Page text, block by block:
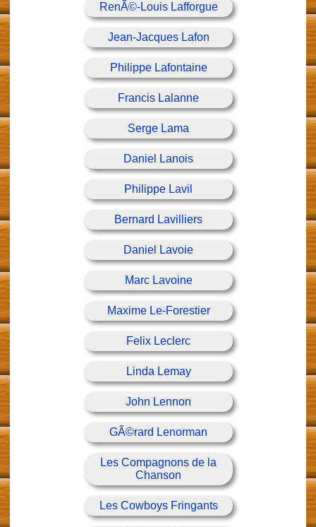
RenÃ©-Louis Lafforgue
Jean-Jacques Lafon
Philippe Lafontaine
Francis Lalanne
Serge Lama
Daniel Lanois
Philippe Lavil
Bernard Lavilliers
Daniel Lavoie
Marc Lavoine
Maxime Le-Forestier
Felix Leclerc
Linda Lemay
John Lennon
GÃ©rard Lenorman
Les Compagnons de la
Chanson
Les Cowboys Fringants